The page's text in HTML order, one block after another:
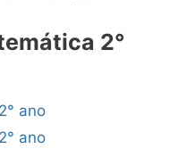
2°
ano
ano